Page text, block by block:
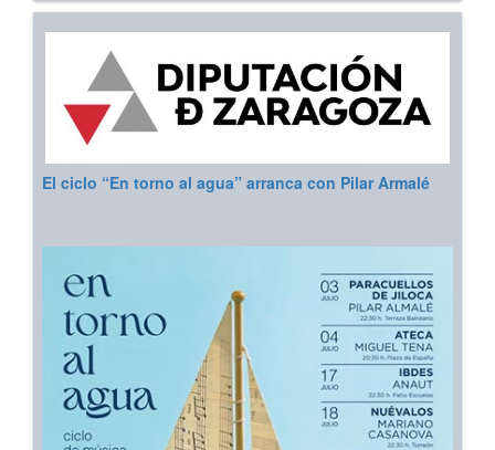
El ciclo “En torno al agua” arranca con Pilar Armalé